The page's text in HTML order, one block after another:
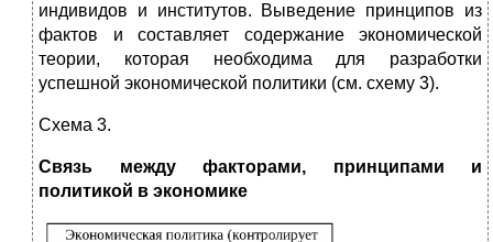
индивидов и институтов. Выведение принципов из
фактов и составляет содержание экономической
теории, которая необходима для разработки
успешной экономической политики (см. схему 3).
Схема 3.
Связь между факторами, принципами и
политикой в экономике